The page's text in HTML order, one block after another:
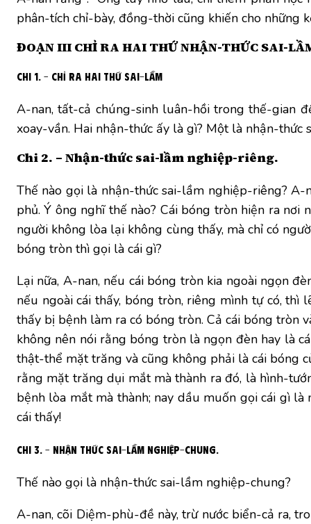
phân-tích chỉ-bày, đồng-thời cũng khiến cho
ĐOẠN III CHỈ RA HAI THỨ NHẬN-THỨC SAI-
Chi 1. – Chỉ ra hai thứ sai-lầm
A-nan, tất-cả chúng-sinh luân-hồi trong thế-gian
xoay-vần. Hai nhận-thức ấy là gì? Một là nhận-
Chi 2. – Nhận-thức sai-lầm nghiệp-riêng.
Thế nào gọi là nhận-thức sai-lầm nghiệp-riêng?
phủ. Ý ông nghĩ thế nào? Cái bóng tròn hiện ra nơi
người không lòa lại không cùng thấy, mà chỉ có
bóng tròn thì gọi là cái gì?
Lại nữa, A-nan, nếu cái bóng tròn kia ngoài ngọn
nếu ngoài cái thấy, bóng tròn, riêng mình tự có,
thấy bị bệnh làm ra có bóng tròn. Cả cái bóng tròn
không nên nói rằng bóng tròn là ngọn đèn hay là
thật-thể mặt trăng và cũng không phải là cái bóng
rằng mặt trăng dụi mắt mà thành ra đó, là hình-
bệnh lòa mắt mà thành; nay dầu muốn gọi cái gì
cái thấy!
Chi 3. – Nhận thức sai-lầm nghiệp-chung.
Thế nào gọi là nhận-thức sai-lầm nghiệp-chung?
A-nan, cõi Diệm-phù-đề này, trừ nước biển-cả ra,